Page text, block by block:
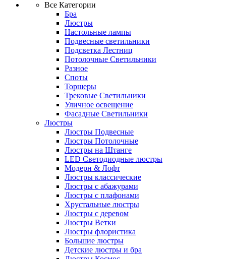
Все Категории
Бра
Люстры
Настольные лампы
Подвесные светильники
Подсветка Лестниц
Потолочные Светильники
Разное
Споты
Торшеры
Трековые Светильники
Уличное освещение
Фасадные Светильники
Люстры
Люстры Подвесные
Люстры Потолочные
Люстры на Штанге
LED Светодиодные люстры
Модерн & Лофт
Люстры классические
Люстры с абажурами
Люстры с плафонами
Хрустальные люстры
Люстры с деревом
Люстры Ветки
Люстры флористика
Большие люстры
Детские люстры и бра